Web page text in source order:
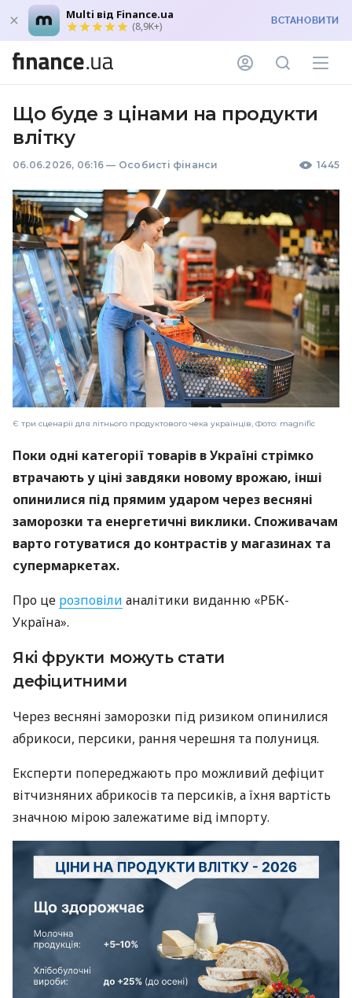
Multi від Finance.ua
(8,9K+) ВСТАНОВИТИ
Що буде з цінами на продукти
влітку
06.06.2026, 06:16 — Особисті фінанси 1445
Є три сценарії для літнього продуктового чека українців, Фото: magnific
Поки одні категорії товарів в Україні стрімко
втрачають у ціні завдяки новому врожаю, інші
опинилися під прямим ударом через весняні
заморозки та енергетичні виклики. Споживачам
варто готуватися до контрастів у магазинах та
супермаркетах.
Про це розповіли аналітики виданню «РБК-
Україна».
Які фрукти можуть стати
дефіцитними
Через весняні заморозки під ризиком опинилися
абрикоси, персики, рання черешня та полуниця.
Експерти попереджають про можливий дефіцит
вітчизняних абрикосів та персиків, а їхня вартість
значною мірою залежатиме від імпорту.